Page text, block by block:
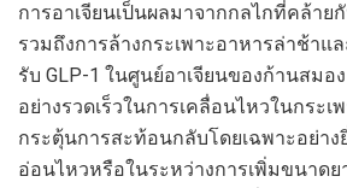
การอาเจียนเป็นผลมาจากกลไกที่คล้า
รวมถึงการล้างกระเพาะอาหารล่าช้าแ
รับ GLP-1 ในศูนย์อาเจียนของก้านสมอ
อย่างรวดเร็วในการเคลื่อนไหวในกระเ
กระตุ้นการสะท้อนกลับโดยเฉพาะอย่า
อ่อนไหวหรือในระหว่างการเพิ่มขนาดย